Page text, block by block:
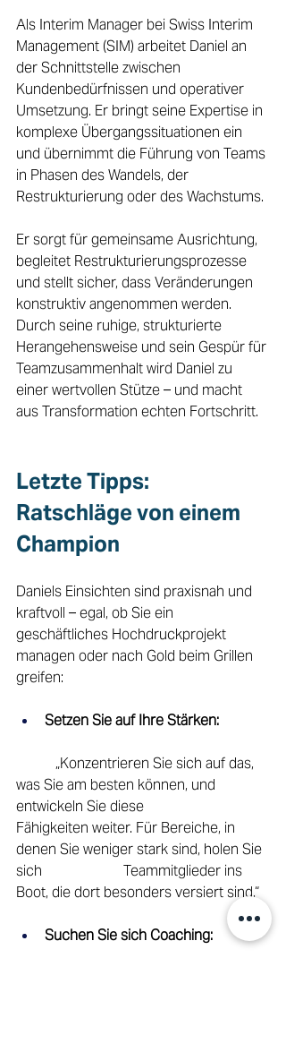
Als Interim Manager bei Swiss Interim
Management (SIM) arbeitet Daniel an
der Schnittstelle zwischen
Kundenbedürfnissen und operativer
Umsetzung. Er bringt seine Expertise in
komplexe Übergangssituationen ein
und übernimmt die Führung von Teams
in Phasen des Wandels, der
Restrukturierung oder des Wachstums.
Er sorgt für gemeinsame Ausrichtung,
begleitet Restrukturierungsprozesse
und stellt sicher, dass Veränderungen
konstruktiv angenommen werden.
Durch seine ruhige, strukturierte
Herangehensweise und sein Gespür für
Teamzusammenhalt wird Daniel zu
einer wertvollen Stütze – und macht
aus Transformation echten Fortschritt.
Letzte Tipps:
Ratschläge von einem
Champion
Daniels Einsichten sind praxisnah und
kraftvoll – egal, ob Sie ein
geschäftliches Hochdruckprojekt
managen oder nach Gold beim Grillen
greifen:
Setzen Sie auf Ihre Stärken:
was Sie am besten können, und
entwickeln Sie diese
Fähigkeiten weiter. Für Bereiche, in
denen Sie weniger stark sind, holen Sie
sich 			Teammitglieder ins
Boot, die dort besonders versiert sind.“
Suchen Sie sich Coaching: